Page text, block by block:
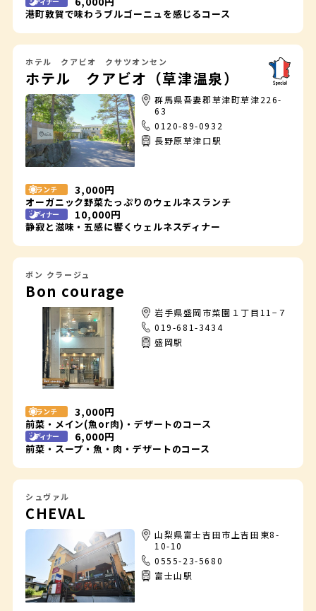
港町敦賀で味わうブルゴーニュを感じるコース
ホテル クアビオ（草津温泉）
ホテル クアビオ クサツオンセン
群馬県吾妻郡草津町草津226-
63
0120-89-0932
長野原草津口駅
ランチ
オーガニック野菜たっぷりのウェルネスランチ
3,000円
ディナー
静寂と滋味・五感に響くウェルネスディナー
10,000円
Bon courage
ボン クラージュ
岩手県盛岡市菜園１丁目11−７
019-681-3434
盛岡駅
ランチ
前菜・メイン(魚or肉)・デザートのコース
3,000円
ディナー
前菜・スープ・魚・肉・デザートのコース
6,000円
CHEVAL
シュヴァル
山梨県富士吉田市上吉田東8-
10-10
0555-23-5680
富士山駅